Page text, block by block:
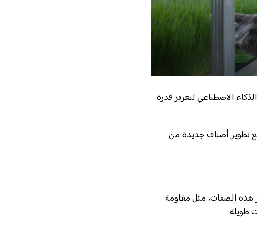
الاصطناعي لتعزيز قدرة
تطوير أصناف جديدة من
هذه الصفات، مثل مقاومة
طويلة.